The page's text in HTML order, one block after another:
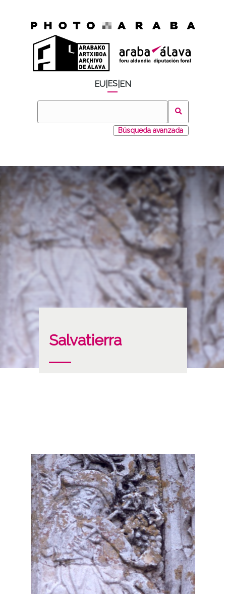
EU ES EN
Búsqueda avanzada
Salvatierra